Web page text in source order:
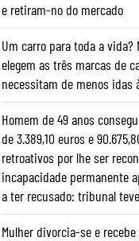
e retiram-no do mercado
Um carro para toda a vida?
elegem as três marcas de
necessitam de menos idas
Homem de 49 anos
de 3.389,10 euros e
retroativos por lhe ser
incapacidade permanente
a ter recusado: tribunal
Mulher divorcia-se e